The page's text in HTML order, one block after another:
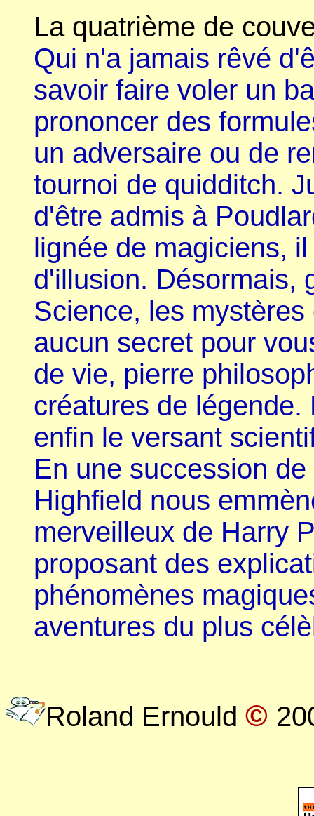
La quatrième de
Qui n'a jamais rêvé
savoir faire voler un
prononcer des
un adversaire ou de
tournoi de quidditch.
d'être admis à
lignée de magiciens,
d'illusion. Désormais,
Science, les
aucun secret pour
de vie, pierre
créatures de
enfin le versant
En une succession
Highfield nous
merveilleux de Harry
proposant des
phénomènes
aventures du plus
Roland Ernould ©